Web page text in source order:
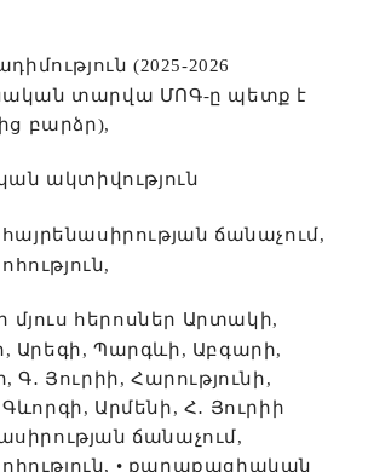
(2025-2026
տարվա ՄՈԳ-ը պետք է
ից բարձր),
ակտիվություն
ճանաչում,
մյուս հերոսներ Արտակի,
Արեգի, Պարգևի, Աբգարի,
Գ․ Յուրիի, Հարությունի,
Արմենի, Հ․ Յուրիի
ճանաչում,
• քաղաքացիական